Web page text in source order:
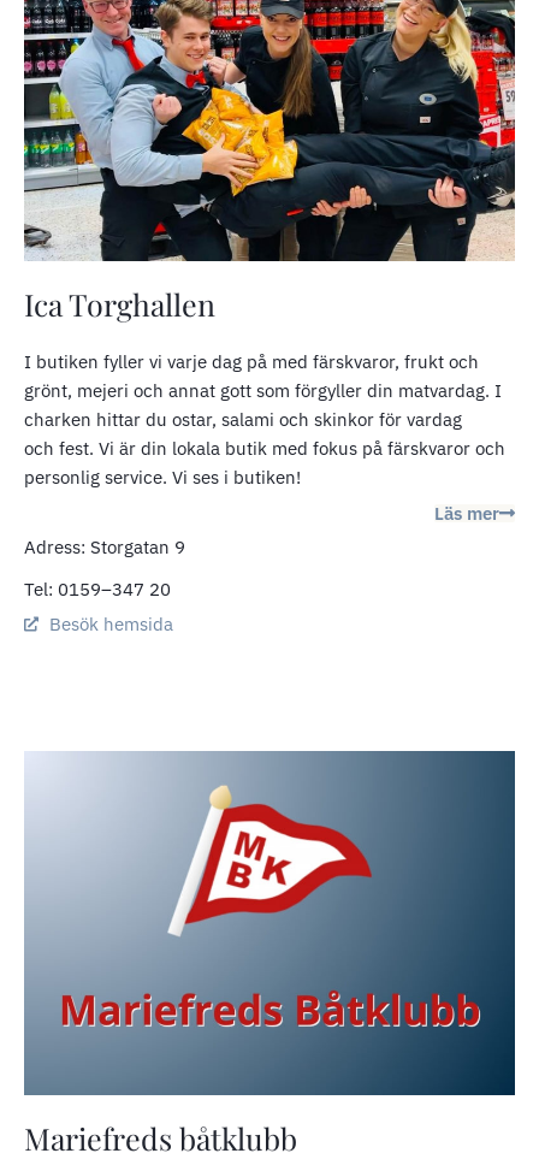
Ica Torghallen
I butiken fyller vi varje dag på med färskvaror, frukt och
grönt, mejeri och annat gott som förgyller din matvardag. I
charken hittar du ostar, salami och skinkor för vardag
och fest. Vi är din lokala butik med fokus på färskvaror och
personlig service. Vi ses i butiken!
Läs mer
Adress: Storgatan 9
Tel: 0159–347 20
Besök hemsida
Mariefreds båtklubb